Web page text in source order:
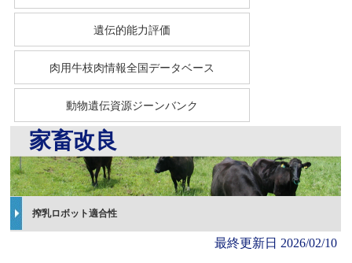
遺伝的能力評価
肉用牛枝肉情報全国データベース
動物遺伝資源ジーンバンク
家畜改良
搾乳ロボット適合性
最終更新日 2026/02/10